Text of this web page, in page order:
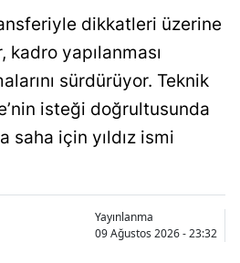
dikkatleri üzerine
yapılanması
sürdürüyor. Teknik
isteği doğrultusunda
saha için yıldız ismi
Yayınlanma
09 Ağustos 2026 - 23:32